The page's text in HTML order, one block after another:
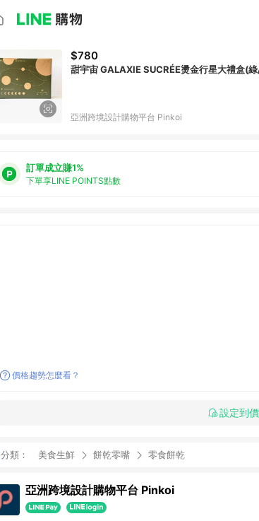
$780
甜宇宙 GALAXIE SUCRÉE燙金行星大禮盒(
亞洲跨境設計購物平台 Pinkoi
訂單成立賺1%
下單享LINE POINTS點數
價格趨勢怎麼看？
設定到
分類： 美食生鮮 餅乾零嘴 零食餅乾
亞洲跨境設計購物平台 Pinkoi